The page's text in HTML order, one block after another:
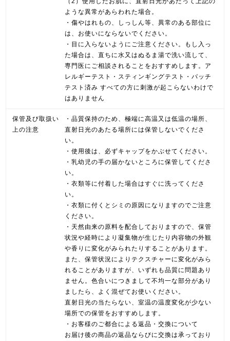
ような異常があらわれた場合。
・傷やはれもの、しっしん等、異常のある部位に
は、お使いにならないでください。
・目に入らないようにご注意ください。もし入っ
た場合は、直ちに水又はぬるま湯で洗い流して、
専門医にご相談されることをおすすめします。ア
レルギーテスト・スティンギングテスト・パッチ
テスト済み すべての方に刺激が起こらないわけで
はありません
保管及び取扱い
上の注意
・品質保持のため、極端に高温又は低温の場所、
直射日光のあたる場所には保管しないでくださ
い。
・使用後は、必ずキャップをかぶせてください。
・乳幼児の手の届かないところに保管してくださ
い。
・衣類等に付着した場合はすぐに洗ってくださ
い。
・衣類に付くとシミの原因になりますのでご注意
ください。
・天然由来の原料を配合しておりますので、保管
状況や経時により凝集物が生じたり内容物の外観
や香りに変化がみられたりすることがあります。
また、保管状況によりテクスチャーに変化がみら
れることがありますが、いずれも品質に問題あり
ません。色合いにつきまして不均一な部分があり
ましたら、よく混ぜてお使いください。
直射日光の当たらない、室温の温度変化が少ない
場所での保管をおすすめします。
・お客様のご都合による返品・交換について
お届け後の商品の返品ならびに交換は承っており